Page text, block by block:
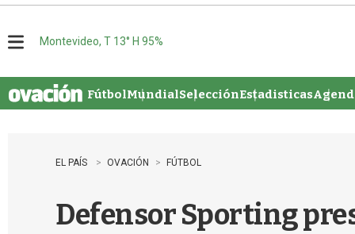
u
Montevideo, T 13° H 95%
FútbolMundialSelecciónEstadisticas
EL PAÍS OVACIÓN FÚTBOL
Defensor Sporting